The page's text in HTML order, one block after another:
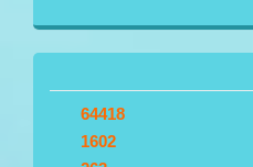
64418
1602